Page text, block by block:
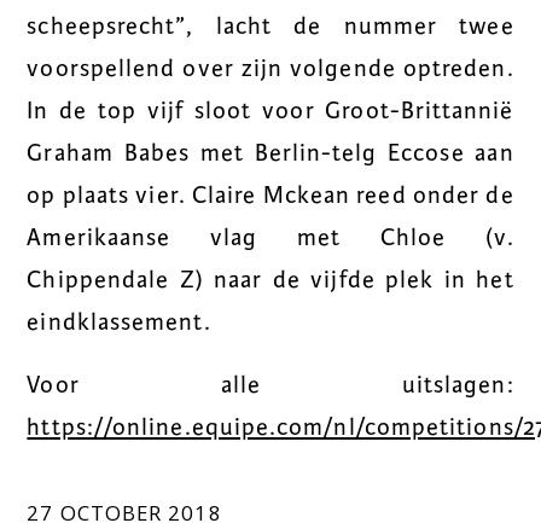
scheepsrecht”, lacht de nummer twee
voorspellend over zijn volgende optreden.
In de top vijf sloot voor Groot-Brittannië
Graham Babes met Berlin-telg Eccose aan
op plaats vier. Claire Mckean reed onder de
Amerikaanse vlag met Chloe (v.
Chippendale Z) naar de vijfde plek in het
eindklassement.
Voor alle uitslagen:
https://online.equipe.com/nl/competitions/
27 OCTOBER 2018